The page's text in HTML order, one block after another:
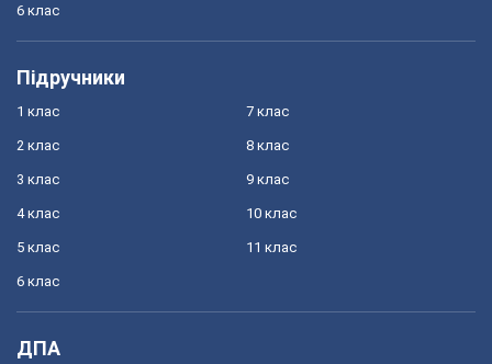
6 клас
Підручники
1 клас
2 клас
3 клас
4 клас
5 клас
6 клас
7 клас
8 клас
9 клас
10 клас
11 клас
ДПА